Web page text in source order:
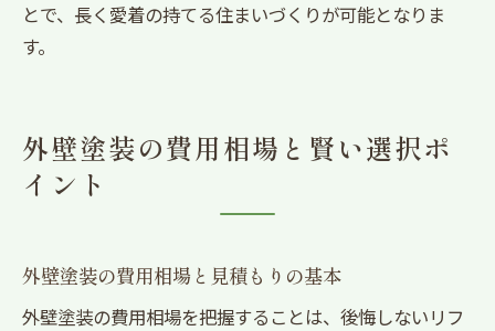
とで、長く愛着の持てる住まいづくりが可能となりま
す。
外壁塗装の費用相場と賢い選択ポ
イント
外壁塗装の費用相場と見積もりの基本
外壁塗装の費用相場を把握することは、後悔しないリフ